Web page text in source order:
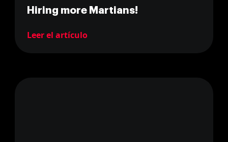
Hiring more Martians!
Leer el artículo